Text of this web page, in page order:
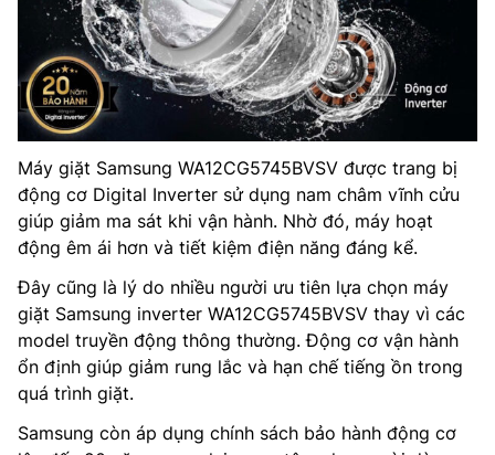
Máy giặt Samsung WA12CG5745BVSV được trang bị
động cơ Digital Inverter sử dụng nam châm vĩnh cửu
giúp giảm ma sát khi vận hành. Nhờ đó, máy hoạt
động êm ái hơn và tiết kiệm điện năng đáng kể.
Đây cũng là lý do nhiều người ưu tiên lựa chọn máy
giặt Samsung inverter WA12CG5745BVSV thay vì các
model truyền động thông thường. Động cơ vận hành
ổn định giúp giảm rung lắc và hạn chế tiếng ồn trong
quá trình giặt.
Samsung còn áp dụng chính sách bảo hành động cơ